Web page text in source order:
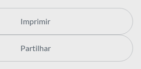
Imprimir
Partilhar